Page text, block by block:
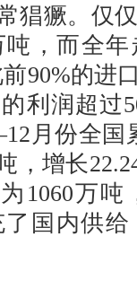
猖獗。仅
，而全
90%的进
利润超过
月份全国
，增长
1060万
国内供